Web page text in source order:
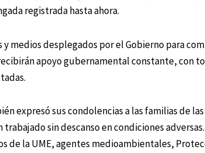
registrada hasta ahora.
medios desplegados por el Gobierno para
apoyo gubernamental constante, con
expresó sus condolencias a las familias de
sin descanso en condiciones
de la UME, agentes medioambientales,